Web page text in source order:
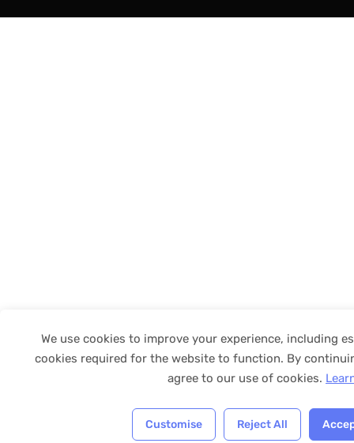
We use cookies to improve your experience, including
cookies required for the website to function. By
agree to our use of cookies.
Customise Reject All